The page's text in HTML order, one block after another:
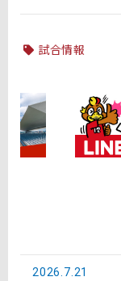
試合情報
2026.7.21